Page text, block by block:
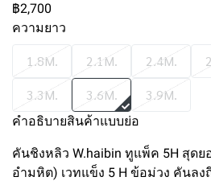
฿2,700
ความยาว
1.8M. 2.1M. 2.4M.
3.3M.
3.6M. 3.9M.
คำอธิบายสินค้าแบบย่อ
คันชิงหลิว W.haibin ทูแพ็ค 5H สุดย
อำมหิต) เวทแข็ง 5 H ข้อม่วง คันล